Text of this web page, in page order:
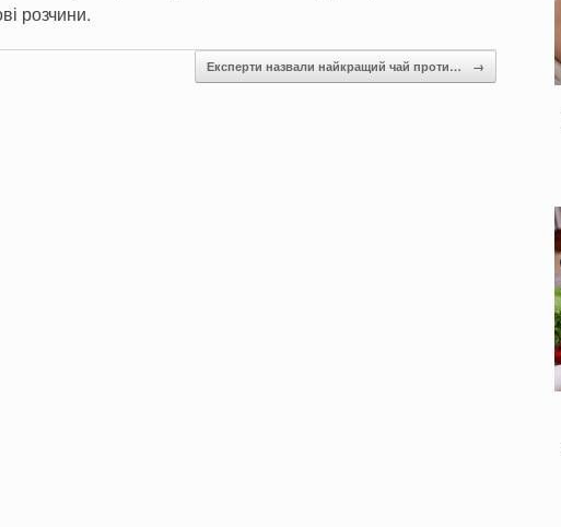
розчини.
Експерти назвали найкращий чай проти… →